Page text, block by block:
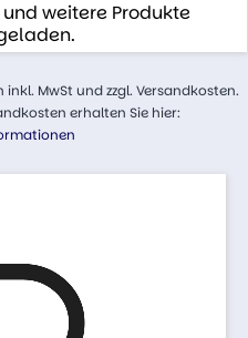
weitere Produkte
MwSt und zzgl. Versandkosten.
erhalten Sie hier: